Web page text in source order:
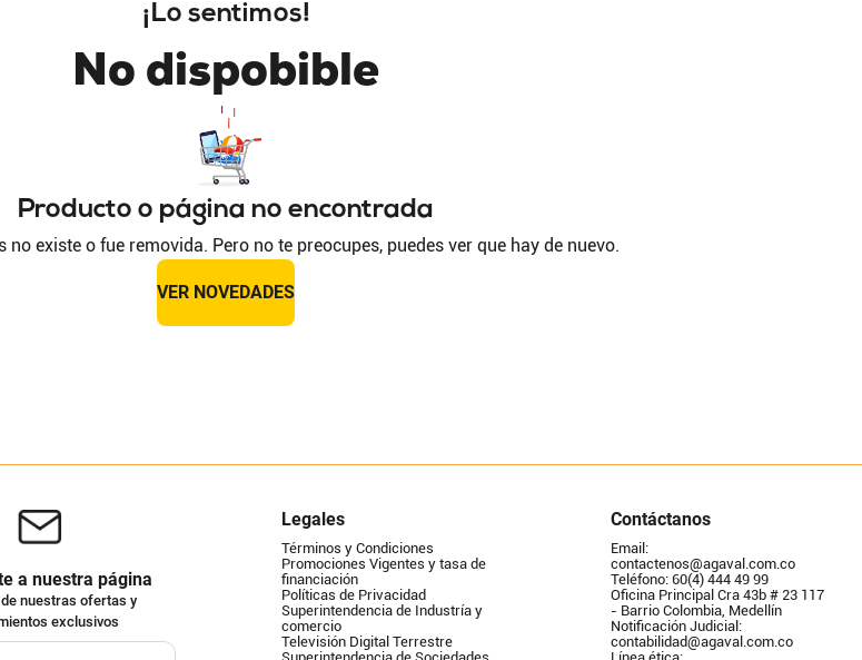
¡Lo sentimos!
No dispobible
Producto o página no encontrada
no existe o fue removida. Pero no te preocupes, puedes ver que hay de nuevo.
VER NOVEDADES
a nuestra página
nuestras ofertas y
exclusivos
Legales
Términos y Condiciones
Promociones Vigentes y tasa de
financiación
Políticas de Privacidad
Superintendencia de Industría y
comercio
Televisión Digital Terrestre
Contáctanos
Email:
contactenos@agaval.com.co
Teléfono: 60(4) 444 49 99
Oficina Principal Cra 43b # 23 117
- Barrio Colombia, Medellín
Notificación Judicial:
contabilidad@agaval.com.co